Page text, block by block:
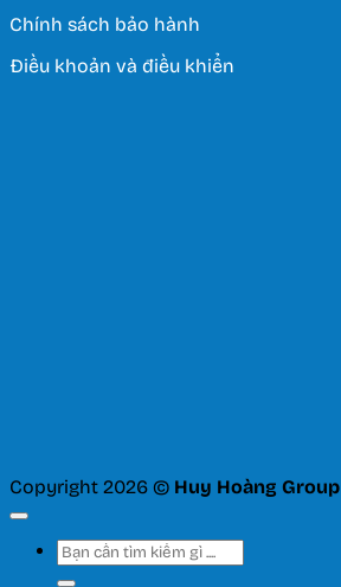
Chính sách bảo hành
Điều khoản và điều khiển
Copyright 2026 © Huy Hoàng Group
Tìm
kiếm: